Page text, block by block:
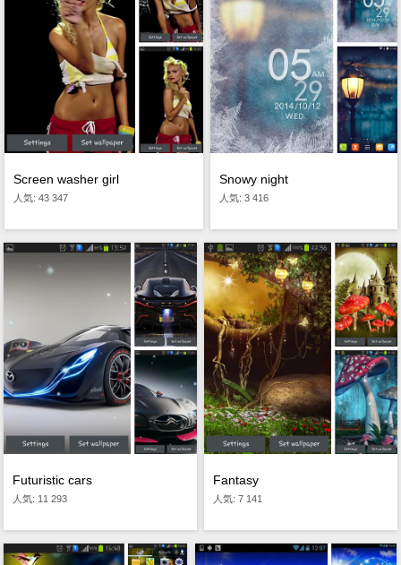
Screen washer girl
人気: 43 347
Snowy night
人気: 3 416
Futuristic сars
人気: 11 293
Fantasy
人気: 7 141